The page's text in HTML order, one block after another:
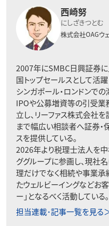
西崎努
にしざきつとむ
株式会社OAGウ
2007年にSMBC日興証券
国トップセールスとして活躍
シンガポール・ロンドンで
IPOや公募増資等の引受業
立し、リーファス株式会社
まで幅広い相談者へ証券・
スを提供している。
2026年より税理士法人を中
ググループに参画し、現社
理だけでなく相続や事業承
たウェルビーイングなどお
ー」となるべく活動している。
担当連載･記事一覧を見る